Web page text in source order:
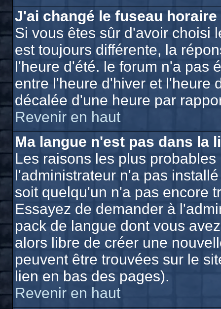
J'ai changé le fuseau
Si vous êtes sûr d'avoir choisi
est toujours différente, la
l'heure d'été. le forum n'a pas
entre l'heure d'hiver et l'heure
décalée d'une heure par
Revenir en haut
Ma langue n'est pas dans la
Les raisons les plus
l'administrateur n'a pas
soit quelqu'un n'a pas encore
Essayez de demander à
pack de langue dont vous
alors libre de créer une
peuvent être trouvées sur le
lien en bas des pages).
Revenir en haut